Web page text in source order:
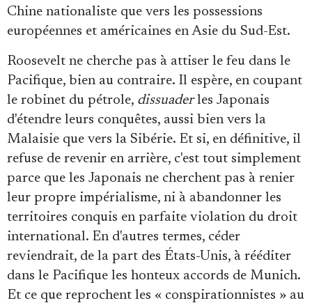
Chine nationaliste que vers les possessions
européennes et américaines en Asie du Sud-Est.
Roosevelt ne cherche pas à attiser le feu dans le
Pacifique, bien au contraire. Il espère, en coupant
le robinet du pétrole, dissuaderles Japonais
d'étendre leurs conquêtes, aussi bien vers la
Malaisie que vers la Sibérie. Et si, en définitive, il
refuse de revenir en arrière, c'est tout simplement
parce que les Japonais ne cherchent pas à renier
leur propre impérialisme, ni à abandonner les
territoires conquis en parfaite violation du droit
international. En d'autres termes, céder
reviendrait, de la part des États-Unis, à rééditer
dans le Pacifique les honteux accords de Munich.
Et ce que reprochent les « conspirationnistes » au